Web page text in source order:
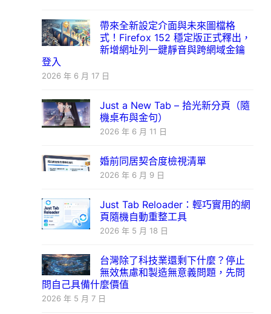
帶來全新設定介面與未來圖檔格
式！Firefox 152 穩定版正式釋出，
新增網址列一鍵靜音與跨網域金鑰
登入
2026 年 6 月 17 日
Just a New Tab – 拾光新分頁（隨
機桌布與金句）
2026 年 6 月 11 日
婚前同居契合度檢視清單
2026 年 6 月 9 日
Just Tab Reloader：輕巧實用的網
頁隨機自動重整工具
2026 年 5 月 18 日
台灣除了科技業還剩下什麼？停止
無效焦慮和製造無意義問題，先問
問自己具備什麼價值
2026 年 5 月 7 日